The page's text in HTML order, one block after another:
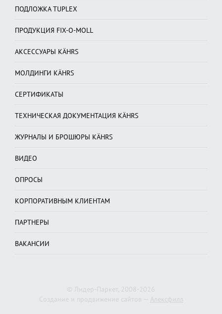
ПОДЛОЖКА TUPLEX
ПРОДУКЦИЯ FIX-O-MOLL
АКСЕССУАРЫ KÄHRS
МОЛДИНГИ KÄHRS
СЕРТИФИКАТЫ
ТЕХНИЧЕСКАЯ ДОКУМЕНТАЦИЯ KÄHRS
ЖУРНАЛЫ И БРОШЮРЫ KÄHRS
ВИДЕО
ОПРОСЫ
КОРПОРАТИВНЫМ КЛИЕНТАМ
ПАРТНЕРЫ
ВАКАНСИИ
© Лидер-Паркет, 2008-2026
Создание и продвижение сайтов — Алексфилл